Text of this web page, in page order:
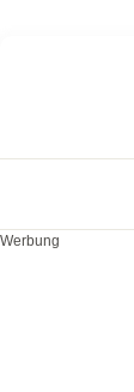
Werbung